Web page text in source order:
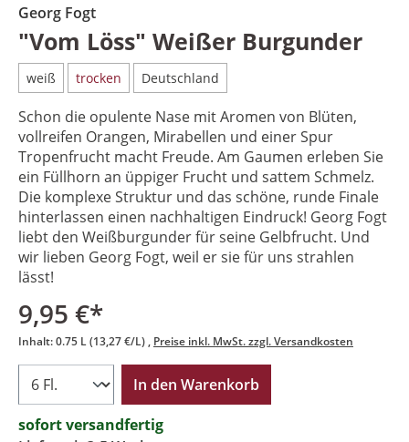
Georg Fogt
"Vom Löss" Weißer Burgunder
weiß trocken Deutschland
Schon die opulente Nase mit Aromen von Blüten,
vollreifen Orangen, Mirabellen und einer Spur
Tropenfrucht macht Freude. Am Gaumen erleben Sie
ein Füllhorn an üppiger Frucht und sattem Schmelz.
Die komplexe Struktur und das schöne, runde Finale
hinterlassen einen nachhaltigen Eindruck! Georg Fogt
liebt den Weißburgunder für seine Gelbfrucht. Und
wir lieben Georg Fogt, weil er sie für uns strahlen
lässt!
9,95 €*
Inhalt:0.75 L(13,27 €/L) Preise inkl. MwSt. zzgl. Versandkosten
In den Warenkorb
sofort versandfertig